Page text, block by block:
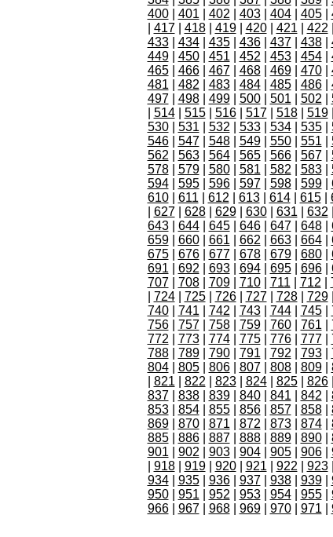
400| 401 402 403| 404| 405|
417| 418| 419| 420| 421 422
433| 434| 435| 436| 437| 438|
449| 450| 451 452 453| 454|
465| 466| 467| 468| 469| 470|
481
482 483| 484| 485| 486|
497| 498| 499| 500| 501 502
514| 515| 516| 517| 518| 519|
530| 531 532 533| 534| 535|
546| 547| 548| 549| 550| 551
562
563| 564| 565| 566| 567|
578| 579| 580| 581 582 583|
594| 595| 596| 597| 598| 599|
610| 611 612 613| 614| 615|
627| 628| 629| 630| 631 632
643| 644| 645| 646| 647| 648|
659| 660| 661 662 663| 664|
675| 676| 677| 678| 679| 680|
691
692 693| 694| 695| 696|
707| 708| 709| 710| 711 712
724| 725| 726| 727| 728| 729|
740| 741 742 743| 744| 745|
756| 757| 758| 759| 760| 761
772
773| 774| 775| 776| 777|
788| 789| 790| 791 792 793|
804| 805| 806| 807| 808| 809|
821 822 823| 824| 825| 826|
837| 838| 839| 840| 841 842
853| 854| 855| 856| 857| 858|
869| 870| 871 872 873| 874|
885| 886| 887| 888| 889| 890|
901
902 903| 904| 905| 906|
918| 919| 920| 921 922 923|
934| 935| 936| 937| 938| 939|
950| 951 952 953| 954| 955|
966| 967| 968| 969| 970| 971